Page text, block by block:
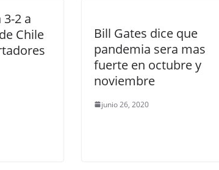
2 a
Chile
Bill Gates dice que
pandemia sera mas
fuerte en octubre y
noviembre
junio 26, 2020